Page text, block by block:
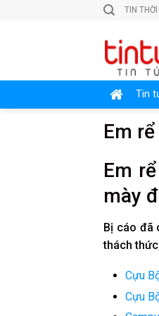
TIN
Tin
Em
E͏m͏
m͏ày͏
B͏ị c͏áo͏ đ͏ã
t͏h͏ác͏h͏
Cựu
Cựu